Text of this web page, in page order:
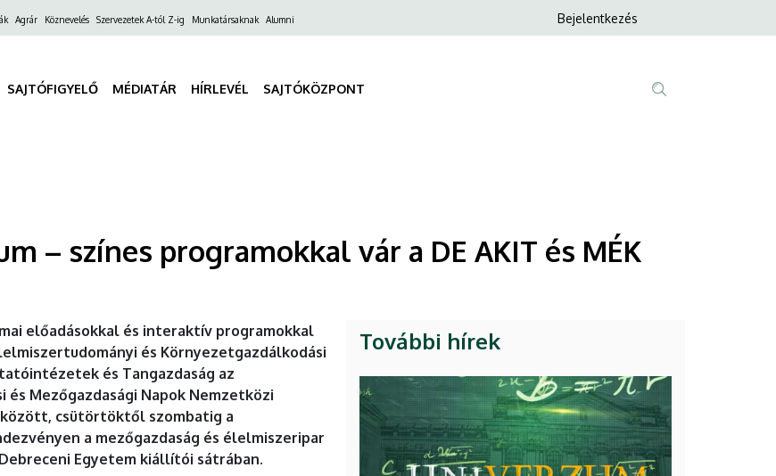
Agrár Köznevelés Szervezetek A-tól Z-ig Munkatársaknak Alumni
Anonim
Bejelentkezés
SAJTÓFIGYELŐ MÉDIATÁR HÍRLEVÉL SAJTÓKÖZPONT
– színes programokkal vár a DE AKIT és MÉK
előadásokkal és interaktív programokkal
és Környezetgazdálkodási
és Tangazdaság az
Mezőgazdasági Napok Nemzetközi
között, csütörtöktől szombatig a
a mezőgazdaság és élelmiszeripar
Egyetem kiállítói sátrában.
További hírek